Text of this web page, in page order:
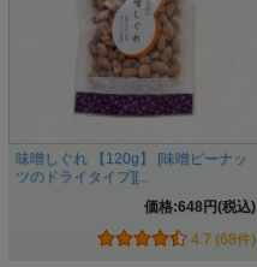
味噌しぐれ 【120g】 [味噌ピーナッ
ツのドライタイプ][...
価格:648円(税込)
4.7 (68件)